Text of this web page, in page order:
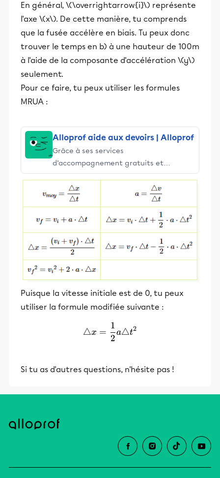
éducative.
En général, \(\overrightarrow{i}\) représente
l'axe \(x\). De cette manière, tu comprends
que la fusée accélère en biais. Tu peux donc
trouver le temps en b) à une hauteur de 100m
à l'aide de la composante d'accélération \(y\)
seulement.
Pour ce faire, tu peux utiliser les formules
MRUA :
Alloprof aide aux devoirs | Alloprof
Grâce à ses services
d’accompagnement gratuits et
stimulants, Alloprof engage les élèves
et leurs parents dans la réussite
éducative.
Puisque la vitesse initiale est de 0, tu peux
utiliser la formule modifiée suivante :
\triangle
△x =
2
1
a△t2
Si tu as d'autres questions, n'hésite pas !